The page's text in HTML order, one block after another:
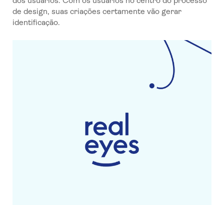
de design, suas criações certamente vão gerar
identificação.